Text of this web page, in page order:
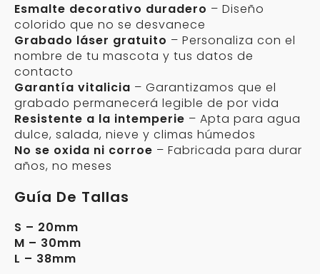
Esmalte decorativo duradero – Diseño
colorido que no se desvanece
Grabado láser gratuito – Personaliza con el
nombre de tu mascota y tus datos de
contacto
Garantía vitalicia – Garantizamos que el
grabado permanecerá legible de por vida
Resistente a la intemperie – Apta para agua
dulce, salada, nieve y climas húmedos
No se oxida ni corroe – Fabricada para durar
años, no meses
Guía De Tallas
S – 20mm
M – 30mm
L – 38mm